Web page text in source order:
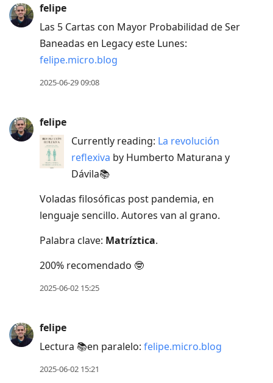
felipe
Las 5 Cartas con Mayor Probabilidad de Ser
Baneadas en Legacy este Lunes:
felipe.micro.blog
2025-06-29 09:08
felipe
Currently reading: La revolución
reflexiva by Humberto Maturana y
Dávila📚
Voladas filosóficas post pandemia, en
lenguaje sencillo. Autores van al grano.
Palabra clave: Matríztica.
200% recomendado 🤓
2025-06-02 15:25
felipe
Lectura 📚en paralelo: felipe.micro.blog
2025-06-02 15:21